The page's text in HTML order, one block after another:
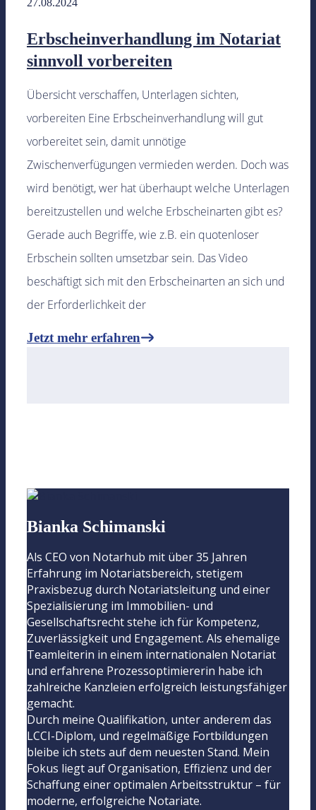
27.08.2024
Erbscheinverhandlung im Notariat
sinnvoll vorbereiten
Übersicht verschaffen, Unterlagen sichten,
vorbereiten Eine Erbscheinverhandlung will gut
vorbereitet sein, damit unnötige
Zwischenverfügungen vermieden werden. Doch was
wird benötigt, wer hat überhaupt welche Unterlagen
bereitzustellen und welche Erbscheinarten gibt es?
Gerade auch Begriffe, wie z.B. ein quotenloser
Erbschein sollten umsetzbar sein. Das Video
beschäftigt sich mit den Erbscheinarten an sich und
der Erforderlichkeit der
Jetzt mehr erfahren
Bianka Schimanski
Als CEO von Notarhub mit über 35 Jahren
Erfahrung im Notariatsbereich, stetigem
Praxisbezug durch Notariatsleitung und einer
Spezialisierung im Immobilien- und
Gesellschaftsrecht stehe ich für Kompetenz,
Zuverlässigkeit und Engagement. Als ehemalige
Teamleiterin in einem internationalen Notariat
und erfahrene Prozessoptimiererin habe ich
zahlreiche Kanzleien erfolgreich leistungsfähiger
gemacht.
Durch meine Qualifikation, unter anderem das
LCCI-Diplom, und regelmäßige Fortbildungen
bleibe ich stets auf dem neuesten Stand. Mein
Fokus liegt auf Organisation, Effizienz und der
Schaffung einer optimalen Arbeitsstruktur – für
moderne, erfolgreiche Notariate.